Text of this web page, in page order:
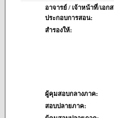
อาจารย์ / เจ้าหน้าที่/เอก
ประกอบการสอน:
สำรองให้:
ผู้คุมสอบกลางภาค:
สอบปลายภาค: